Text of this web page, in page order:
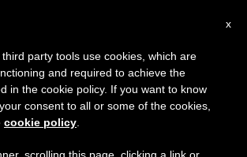
,MUJER
×
al 7 de agosto haremos la pausa
que en el periodo de verano
informaciones y también el
x
party tools use cookies, which are
and required to achieve the
in the cookie policy. If you want to know
consent to all or some of the cookies,
cookie policy